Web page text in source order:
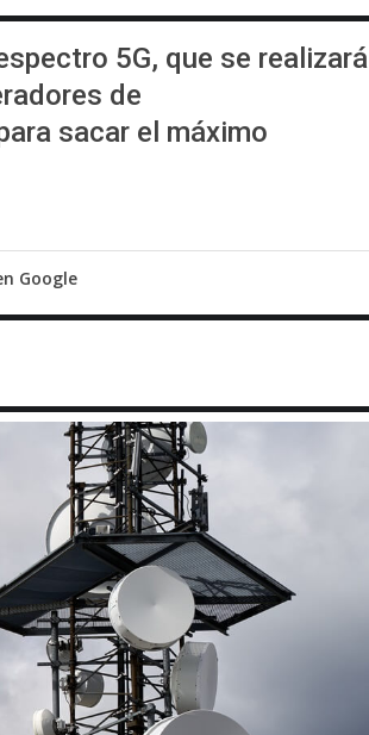
5G, que se realizará
de
sacar el máximo
Google
P